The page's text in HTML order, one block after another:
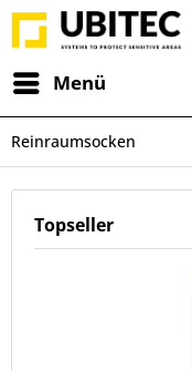
Menü
Reinraumsocken
Topseller